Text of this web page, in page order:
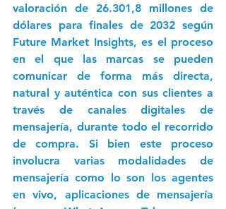
valoración de 26.301,8 millones de
dólares para finales de 2032 según
Future Market Insights, es el proceso
en el que las marcas se pueden
comunicar de forma más directa,
natural y auténtica con sus clientes a
través de canales digitales de
mensajería, durante todo el recorrido
de compra. Si bien este proceso
involucra varias modalidades de
mensajería como lo son los agentes
en vivo, aplicaciones de mensajería